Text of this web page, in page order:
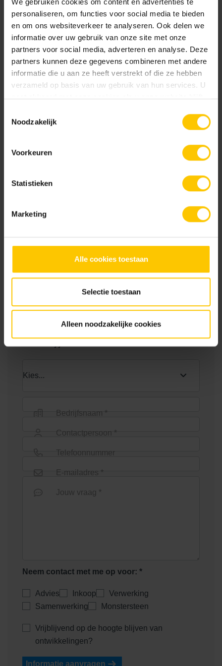
personaliseren, om functies voor social media te bieden
en om ons websiteverkeer te analyseren. Ook delen we
informatie over uw gebruik van onze site met onze
partners voor social media, adverteren en analyse. Deze
partners kunnen deze gegevens combineren met andere
informatie die u aan ze heeft verstrekt of die ze hebben
verzameld op basis van uw gebruik van hun services. U
gaat akkoord met onze cookies als u onze website blijft
Noodzakelijk
Voorkeuren
Statistieken
Marketing
Alle cookies toestaan
Selectie toestaan
Alleen noodzakelijke cookies
Eindplaat V100s kunststof Eindplaat V150s kunststof
Euroline eindplaat bind
zijuitloop
Euroline goot 100cm
Euroline goot 1000mm +
uitloop
Euroline goot onderuitloop
zonder rooster
Euroline goot verzinkt staal
Toon meer
Neem contact op
Bedrijfsnaam *
Contactpersoon *
Telefoonnummer
E-mailadres *
Jouw vraag *
Neem contact met me op voor: *
Advies Inkoop
Verwerking
Samenwerking
Monstersteen
Vrijblijvend op de hoogte blijven van
ontwikkelingen?
Informatie aanvragen